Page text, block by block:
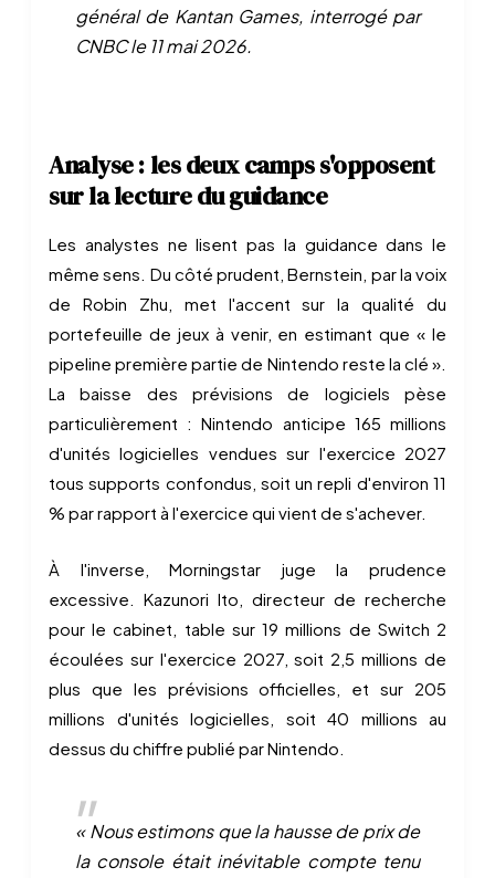
général de Kantan Games, interrogé par
CNBC le 11 mai 2026.
Analyse : les deux camps s'opposent
sur la lecture du guidance
Les analystes ne lisent pas la guidance dans le
même sens. Du côté prudent, Bernstein, par la voix
de Robin Zhu, met l'accent sur la qualité du
portefeuille de jeux à venir, en estimant que « le
pipeline première partie de Nintendo reste la clé ».
La baisse des prévisions de logiciels pèse
particulièrement : Nintendo anticipe 165 millions
d'unités logicielles vendues sur l'exercice 2027
tous supports confondus, soit un repli d'environ 11
% par rapport à l'exercice qui vient de s'achever.
À l'inverse, Morningstar juge la prudence
excessive. Kazunori Ito, directeur de recherche
pour le cabinet, table sur 19 millions de Switch 2
écoulées sur l'exercice 2027, soit 2,5 millions de
plus que les prévisions officielles, et sur 205
millions d'unités logicielles, soit 40 millions au
dessus du chiffre publié par Nintendo.
« Nous estimons que la hausse de prix de
la console était inévitable compte tenu